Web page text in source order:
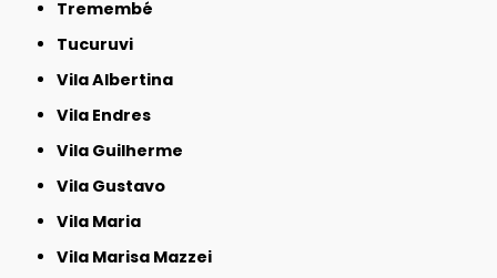
Tremembé
Tucuruvi
Vila Albertina
Vila Endres
Vila Guilherme
Vila Gustavo
Vila Maria
Vila Marisa Mazzei